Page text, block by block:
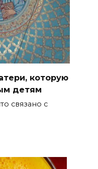
которую
детям
связано с